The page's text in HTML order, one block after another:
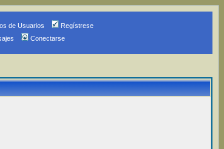
de Usuarios
Regístrese
Conectarse